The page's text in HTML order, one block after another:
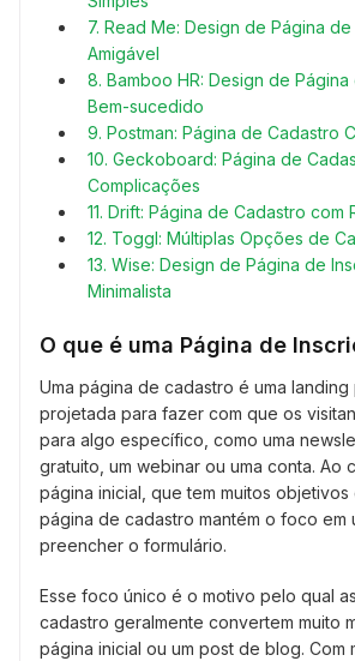
7. Read Me: Design de Página
Amigável
8. Bamboo HR: Design de
Bem-sucedido
9. Postman: Página de Cadastro
10. Geckoboard: Página de
Complicações
11. Drift: Página de Cadastro com
12. Toggl: Múltiplas Opções de
13. Wise: Design de Página de
Minimalista
O que é uma Página de
Uma página de cadastro é uma landing
projetada para fazer com que os
para algo específico, como uma
gratuito, um webinar ou uma conta. Ao
página inicial, que tem muitos objetivos
página de cadastro mantém o foco em
preencher o formulário.
Esse foco único é o motivo pelo qual
cadastro geralmente convertem muito
página inicial ou um post de blog. Com